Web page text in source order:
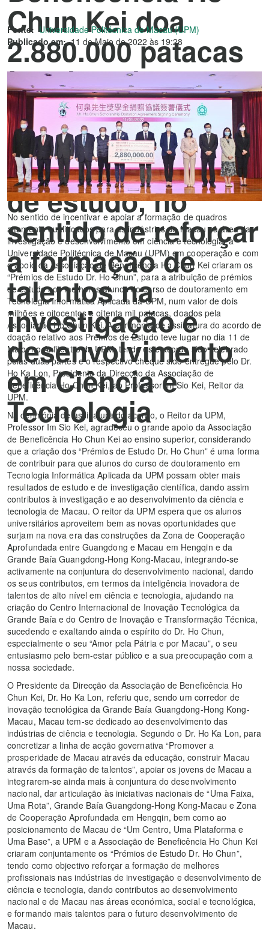
Chun Kei doa
2.880.000 patacas
à Universidade
Politécnica de
Macau para a
criação de prémios
de estudo, no
sentido de reforçar
a formação de
talentos na
investigação e
desenvolvimento
em Ciência e
Tecnologia
Fonte: Universidade Politécnica de Macau (UPM)
Publicado em: 11 de Maio de 2022 às 19:28
No sentido de incentivar e apoiar a formação de quadros
altamente qualificados para as indústrias de Macau na área da
investigação e desenvolvimento em ciência e tecnologia, a
Universidade Politécnica de Macau (UPM) em cooperação e com
o apoio da Associação de Beneficência Ho Chun Kei criaram os
“Prémios de Estudo Dr. Ho Chun”, para a atribuição de prémios
de estudo aos melhores alunos do curso de doutoramento em
Tecnologia Informática Aplicada da UPM, num valor de dois
milhões e oitocentos e oitenta mil patacas, doados pela
Associação Ho Chun Kei. A cerimónia de assinatura do acordo de
doação relativo aos Prémios de Estudo teve lugar no dia 11 de
Maio, no Anfiteatro da UPM, tendo este acordo sido celebrado
pelas duas partes e o respectivo cheque sido entregue pelo Dr.
Ho Ka Lon, Presidente da Direcção da Associação de
Beneficência Ho Chun Kei, ao Professor Im Sio Kei, Reitor da
UPM.
Na cerimónia de assinatura do acordo, o Reitor da UPM,
Professor Im Sio Kei, agradeceu o grande apoio da Associação
de Beneficência Ho Chun Kei ao ensino superior, considerando
que a criação dos “Prémios de Estudo Dr. Ho Chun” é uma forma
de contribuir para que alunos do curso de doutoramento em
Tecnologia Informática Aplicada da UPM possam obter mais
resultados de estudo e de investigação científica, dando assim
contributos à investigação e ao desenvolvimento da ciência e
tecnologia de Macau. O reitor da UPM espera que os alunos
universitários aproveitem bem as novas oportunidades que
surjam na nova era das construções da Zona de Cooperação
Aprofundada entre Guangdong e Macau em Hengqin e da
Grande Baía Guangdong-Hong Kong-Macau, integrando-se
activamente na conjuntura do desenvolvimento nacional, dando
os seus contributos, em termos da inteligência inovadora de
talentos de alto nível em ciência e tecnologia, ajudando na
criação do Centro Internacional de Inovação Tecnológica da
Grande Baía e do Centro de Inovação e Transformação Técnica,
sucedendo e exaltando ainda o espírito do Dr. Ho Chun,
especialmente o seu “Amor pela Pátria e por Macau”, o seu
entusiasmo pelo bem-estar público e a sua preocupação com a
nossa sociedade.
O Presidente da Direcção da Associação de Beneficência Ho
Chun Kei, Dr. Ho Ka Lon, referiu que, sendo um corredor de
inovação tecnológica da Grande Baía Guangdong-Hong Kong-
Macau, Macau tem-se dedicado ao desenvolvimento das
indústrias de ciência e tecnologia. Segundo o Dr. Ho Ka Lon, para
concretizar a linha de acção governativa “Promover a
prosperidade de Macau através da educação, construir Macau
através da formação de talentos”, apoiar os jovens de Macau a
integrarem-se ainda mais à conjuntura do desenvolvimento
nacional, dar articulação às iniciativas nacionais de “Uma Faixa,
Uma Rota”, Grande Baía Guangdong-Hong Kong-Macau e Zona
de Cooperação Aprofundada em Hengqin, bem como ao
posicionamento de Macau de “Um Centro, Uma Plataforma e
Uma Base”, a UPM e a Associação de Beneficência Ho Chun Kei
criaram conjuntamente os “Prémios de Estudo Dr. Ho Chun”,
tendo como objectivo reforçar a formação de melhores
profissionais nas indústrias de investigação e desenvolvimento de
ciência e tecnologia, dando contributos ao desenvolvimento
nacional e de Macau nas áreas económica, social e tecnológica,
e formando mais talentos para o futuro desenvolvimento de
Macau.